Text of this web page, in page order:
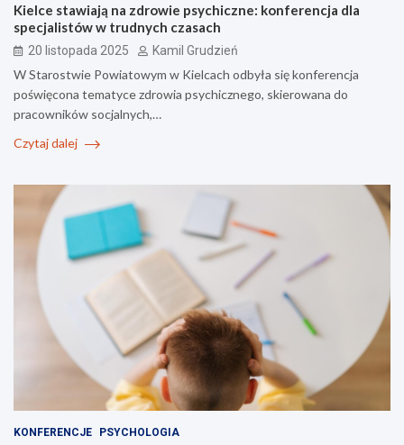
Kielce stawiają na zdrowie psychiczne: konferencja dla
specjalistów w trudnych czasach
20 listopada 2025 Kamil Grudzień
W Starostwie Powiatowym w Kielcach odbyła się konferencja
poświęcona tematyce zdrowia psychicznego, skierowana do
pracowników socjalnych,…
Czytaj dalej
KONFERENCJE PSYCHOLOGIA